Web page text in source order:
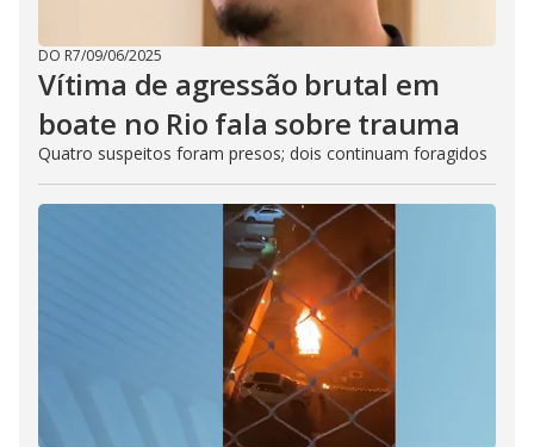
DO R7/09/06/2025
Vítima de agressão brutal em
boate no Rio fala sobre trauma
Quatro suspeitos foram presos; dois continuam foragidos